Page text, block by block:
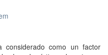
como un factor